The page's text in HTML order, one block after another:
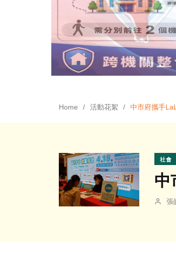
Home 活動花絮 中市府攜手
社會
中
張